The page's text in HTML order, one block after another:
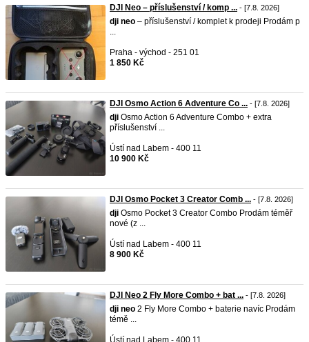
DJI Neo – příslušenství / komp ... - [7.8. 2026]
dji neo – příslušenství / komplet k prodeji Prodám p
...
Praha - východ - 251 01
1 850 Kč
DJI Osmo Action 6 Adventure Co ... - [7.8. 2026]
dji Osmo Action 6 Adventure Combo + extra
příslušenství ...
Ústí nad Labem - 400 11
10 900 Kč
DJI Osmo Pocket 3 Creator Comb ... - [7.8. 2026]
dji Osmo Pocket 3 Creator Combo Prodám téměř
nové (z ...
Ústí nad Labem - 400 11
8 900 Kč
DJI Neo 2 Fly More Combo + bat ... - [7.8. 2026]
dji neo 2 Fly More Combo + baterie navíc Prodám
témě ...
Ústí nad Labem - 400 11